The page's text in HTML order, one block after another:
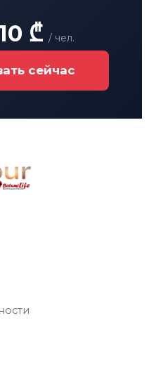
₾ / чел.
сейчас